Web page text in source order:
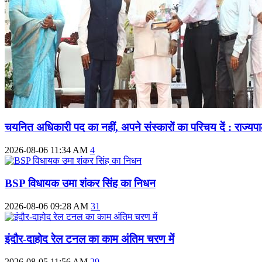
चयनित अधिकारी पद का नहीं, अपने संस्कारों का परिचय दें :
2026-08-06 11:34 AM 4
BSP विधायक उमा शंकर सिंह का निधन
2026-08-06 09:28 AM 31
इंदौर-दाहोद रेल टनल का काम अंतिम चरण में